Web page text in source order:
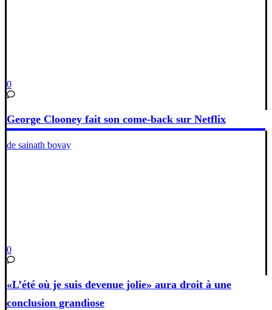
0
George Clooney fait son come-back sur Netflix
de sainath bovay
0
«L’été où je suis devenue jolie» aura droit à une
conclusion grandiose